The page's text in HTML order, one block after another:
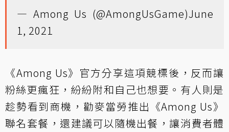
— Among Us (@AmongUsGame)June
1, 2021
《Among Us》官方分享這項競標後，反而讓
粉絲更瘋狂，紛紛附和自己也想要。有人則是
趁勢看到商機，勸麥當勞推出《Among Us》
聯名套餐，還建議可以隨機出餐，讓消費者體